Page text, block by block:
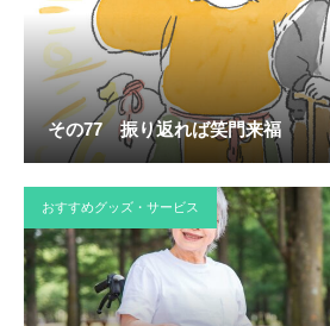
その77 振り返れば笑門来福
おすすめグッズ・サービス